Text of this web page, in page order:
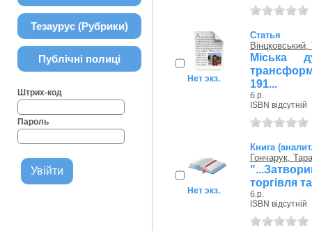
Тезаурус (Рубрики)
Публічні полиці
Штрих-код
Пароль
Нет экз.
Статья
Міська
191...
б.р.
ISBN відсутній
Нет экз.
Книга
Гончарук,
торгівля
б.р.
ISBN відсутній